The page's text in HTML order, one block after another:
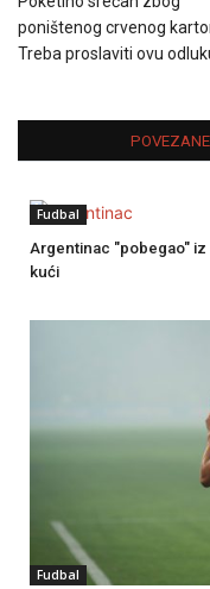
poništenog crvenog
Treba proslaviti ovu
Fudbal
Argentinac "pobegao"
kući
Fudbal